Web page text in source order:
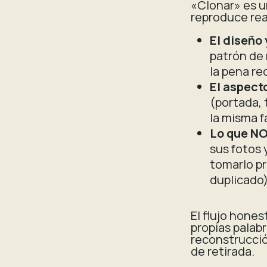
«Clonar» es
reproduce
El
patrón de
la pena
El
(portada,
la misma
Lo que
sus fotos
tomarlo
El flujo
propias
de retirada.